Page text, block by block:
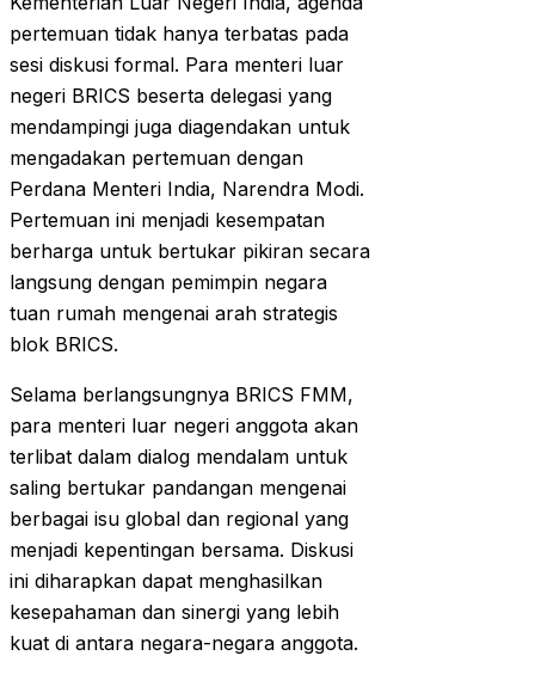
pertemuan tidak hanya terbatas pada
sesi diskusi formal. Para menteri luar
negeri BRICS beserta delegasi yang
mendampingi juga diagendakan untuk
mengadakan pertemuan dengan
Perdana Menteri India, Narendra Modi.
Pertemuan ini menjadi kesempatan
berharga untuk bertukar pikiran secara
langsung dengan pemimpin negara
tuan rumah mengenai arah strategis
blok BRICS.
Selama berlangsungnya BRICS FMM,
para menteri luar negeri anggota akan
terlibat dalam dialog mendalam untuk
saling bertukar pandangan mengenai
berbagai isu global dan regional yang
menjadi kepentingan bersama. Diskusi
ini diharapkan dapat menghasilkan
kesepahaman dan sinergi yang lebih
kuat di antara negara-negara anggota.